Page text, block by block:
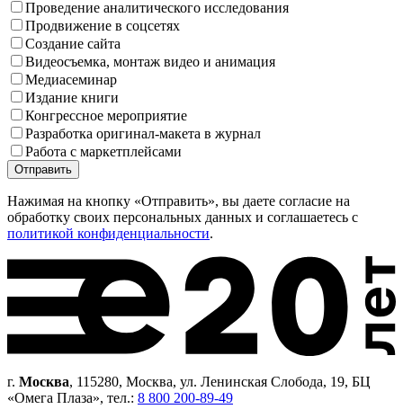
Проведение аналитического исследования
Продвижение в соцсетях
Создание сайта
Видеосъемка, монтаж видео и анимация
Медиа­семинар
Издание книги
Конгрессное мероприятие
Разработка оригинал-макета в журнал
Работа с маркетплейсами
Нажимая на кнопку «Отправить», вы даете согласие на
обработку своих персональных данных и соглашаетесь с
политикой конфиденциальности.
г. Москва, 115280, Москва, ул. Ленинская Слобода, 19, БЦ
«Омега Плаза», тел.: 8 800 200-89-49